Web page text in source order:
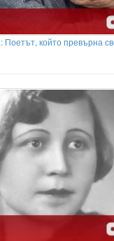
който превърна